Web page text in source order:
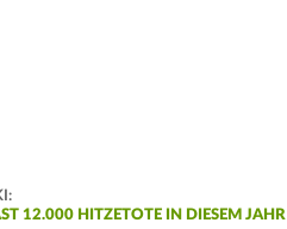
12.000 HITZETOTE IN DIESEM JAHR